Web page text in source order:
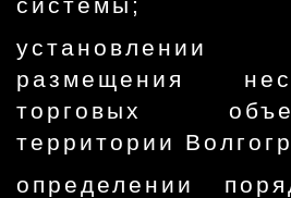
размещения
торговых
территории
определении